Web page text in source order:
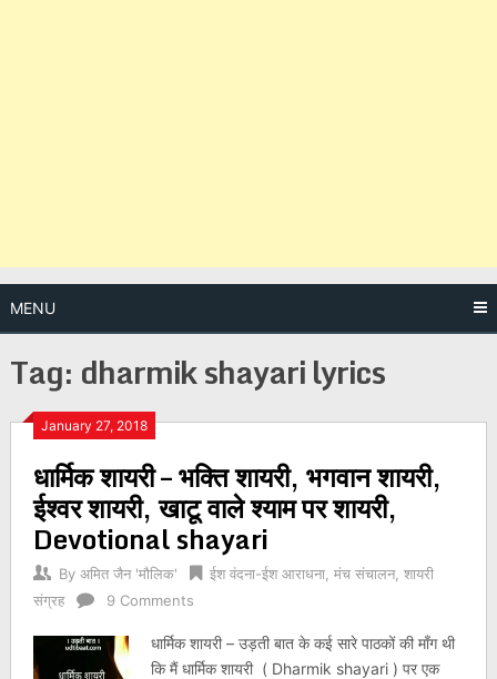
MENU
Tag: dharmik shayari lyrics
January 27, 2018
धार्मिक शायरी – भक्ति शायरी, भगवान शायरी,
ईश्वर शायरी, खाटू वाले श्याम पर शायरी,
Devotional shayari
By अमित जैन 'मौलिक' ईश वंदना-ईश आराधना, मंच संचालन, शायरी
संग्रह
9 Comments
धार्मिक शायरी – उड़ती बात के कई सारे पाठकों की माँग थी
कि मैं धार्मिक शायरी ( Dharmik shayari ) पर एक
Posts
navigation